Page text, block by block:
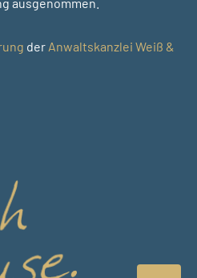
der Anwaltskanzlei Weiß &